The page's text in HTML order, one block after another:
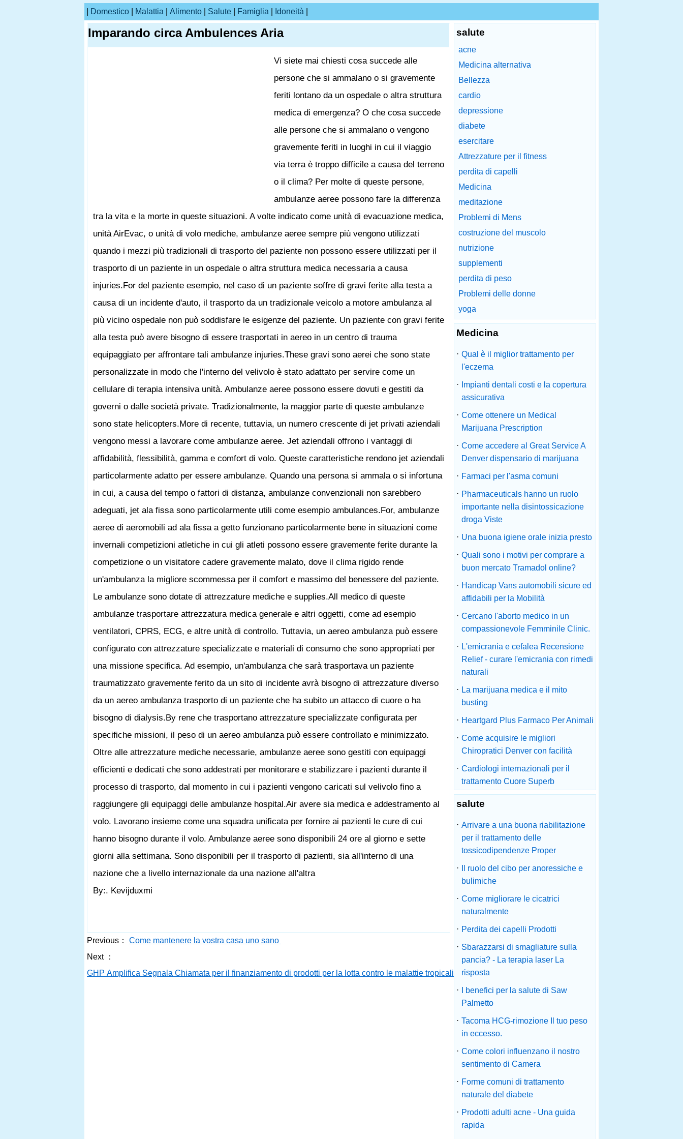
Domestico Malattia Alimento Salute Famiglia Idoneità
Imparando circa Ambulences Aria
Vi siete mai chiesti cosa succede alle
persone che si ammalano o si gravemente
feriti lontano da un ospedale o altra struttura
medica di emergenza? O che cosa succede
alle persone che si ammalano o vengono
gravemente feriti in luoghi in cui il viaggio
via terra è troppo difficile a causa del terreno
o il clima? Per molte di queste persone,
ambulanze aeree possono fare la differenza
tra la vita e la morte in queste situazioni. A volte indicato come unità di evacuazione medica,
unità AirEvac, o unità di volo mediche, ambulanze aeree sempre più vengono utilizzati
quando i mezzi più tradizionali di trasporto del paziente non possono essere utilizzati per il
trasporto di un paziente in un ospedale o altra struttura medica necessaria a causa
injuries.For del paziente esempio, nel caso di un paziente soffre di gravi ferite alla testa a
causa di un incidente d'auto, il trasporto da un tradizionale veicolo a motore ambulanza al
più vicino ospedale non può soddisfare le esigenze del paziente. Un paziente con gravi ferite
alla testa può avere bisogno di essere trasportati in aereo in un centro di trauma
equipaggiato per affrontare tali ambulanze injuries.These gravi sono aerei che sono state
personalizzate in modo che l'interno del velivolo è stato adattato per servire come un
cellulare di terapia intensiva unità. Ambulanze aeree possono essere dovuti e gestiti da
governi o dalle società private. Tradizionalmente, la maggior parte di queste ambulanze
sono state helicopters.More di recente, tuttavia, un numero crescente di jet privati ​​aziendali
vengono messi a lavorare come ambulanze aeree. Jet aziendali offrono i vantaggi di
affidabilità, flessibilità, gamma e comfort di volo. Queste caratteristiche rendono jet aziendali
particolarmente adatto per essere ambulanze. Quando una persona si ammala o si infortuna
in cui, a causa del tempo o fattori di distanza, ambulanze convenzionali non sarebbero
adeguati, jet ala fissa sono particolarmente utili come esempio ambulances.For, ambulanze
aeree di aeromobili ad ala fissa a getto funzionano particolarmente bene in situazioni come
invernali competizioni atletiche in cui gli atleti possono essere gravemente ferite durante la
competizione o un visitatore cadere gravemente malato, dove il clima rigido rende
un'ambulanza la migliore scommessa per il comfort e massimo del benessere del paziente.
Le ambulanze sono dotate di attrezzature mediche e supplies.All medico di queste
ambulanze trasportare attrezzatura medica generale e altri oggetti, come ad esempio
ventilatori, CPRS, ECG, e altre unità di controllo. Tuttavia, un aereo ambulanza può essere
configurato con attrezzature specializzate e materiali di consumo che sono appropriati per
una missione specifica. Ad esempio, un'ambulanza che sarà trasportava un paziente
traumatizzato gravemente ferito da un sito di incidente avrà bisogno di attrezzature diverso
da un aereo ambulanza trasporto di un paziente che ha subito un attacco di cuore o ha
bisogno di dialysis.By rene che trasportano attrezzature specializzate configurata per
specifiche missioni, il peso di un aereo ambulanza può essere controllato e minimizzato.
Oltre alle attrezzature mediche necessarie, ambulanze aeree sono gestiti con equipaggi
efficienti e dedicati che sono addestrati per monitorare e stabilizzare i pazienti durante il
processo di trasporto, dal momento in cui i pazienti vengono caricati sul velivolo fino a
raggiungere gli equipaggi delle ambulanze hospital.Air avere sia medica e addestramento al
volo. Lavorano insieme come una squadra unificata per fornire ai pazienti le cure di cui
hanno bisogno durante il volo. Ambulanze aeree sono disponibili 24 ore al giorno e sette
giorni alla settimana. Sono disponibili per il trasporto di pazienti, sia all'interno di una
nazione che a livello internazionale da una nazione all'altra
By:. Kevijduxmi
Previous：
Come mantenere la vostra casa uno sano
Next ：
GHP Amplifica Segnala Chiamata per il finanziamento di prodotti per la lotta contro le malattie tropicali trascurate
salute
acne
Medicina alternativa
Bellezza
cardio
depressione
diabete
esercitare
Attrezzature per il fitness
perdita di capelli
Medicina
meditazione
Problemi di Mens
costruzione del muscolo
nutrizione
supplementi
perdita di peso
Problemi delle donne
yoga
Medicina
· Qual è il miglior trattamento per
l'eczema
·
Impianti dentali costi e la copertura
assicurativa
· Come ottenere un Medical
Marijuana Prescription
· Come accedere al Great Service A
Denver dispensario di marijuana
· Farmaci per l'asma comuni
· Pharmaceuticals hanno un ruolo
importante nella disintossicazione
droga Viste
· Una buona igiene orale inizia presto
· Quali sono i motivi per comprare a
buon mercato Tramadol online?
· Handicap Vans automobili sicure ed
affidabili per la Mobilità
· Cercano l'aborto medico in un
compassionevole Femminile Clinic.
· L'emicrania e cefalea Recensione
Relief - curare l'emicrania con rimedi
naturali
· La marijuana medica e il mito
busting
· Heartgard Plus Farmaco Per Animali
· Come acquisire le migliori
Chiropratici Denver con facilità
· Cardiologi internazionali per il
trattamento Cuore Superb
salute
· Arrivare a una buona riabilitazione
per il trattamento delle
tossicodipendenze Proper
·
Il ruolo del cibo per anoressiche e
bulimiche
· Come migliorare le cicatrici
naturalmente
· Perdita dei capelli Prodotti
· Sbarazzarsi di smagliature sulla
pancia? - La terapia laser La
risposta
·
I benefici per la salute di Saw
Palmetto
· Tacoma HCG-rimozione Il tuo peso
in eccesso.
· Come colori influenzano il nostro
sentimento di Camera
· Forme comuni di trattamento
naturale del diabete
· Prodotti adulti acne - Una guida
rapida